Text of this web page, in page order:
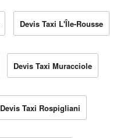
Devis Taxi L'Île-Rousse
Devis Taxi Muracciole
Devis Taxi Rospigliani